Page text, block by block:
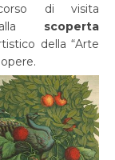
di visita
alla scoperta
della “Arte